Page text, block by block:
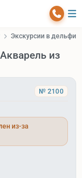
Экскурсии в
из
№ 2100
из-за